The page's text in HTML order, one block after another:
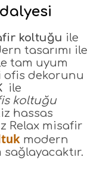
koltuğu ile
tasarımı ile
tam uyum
ofis dekorunu
ile
koltuğu
hassas
Relax misafir
modern